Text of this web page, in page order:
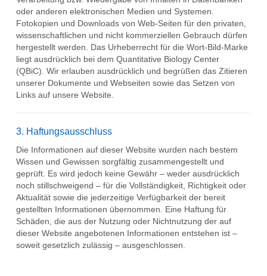
oder anderen elektronischen Medien und Systemen.
Fotokopien und Downloads von Web-Seiten für den privaten,
wissenschaftlichen und nicht kommerziellen Gebrauch dürfen
hergestellt werden. Das Urheberrecht für die Wort-Bild-Marke
liegt ausdrücklich bei dem Quantitative Biology Center
(QBiC). Wir erlauben ausdrücklich und begrüßen das Zitieren
unserer Dokumente und Webseiten sowie das Setzen von
Links auf unsere Website.
3. Haftungsausschluss
Die Informationen auf dieser Website wurden nach bestem
Wissen und Gewissen sorgfältig zusammengestellt und
geprüft. Es wird jedoch keine Gewähr – weder ausdrücklich
noch stillschweigend – für die Vollständigkeit, Richtigkeit oder
Aktualität sowie die jederzeitige Verfügbarkeit der bereit
gestellten Informationen übernommen. Eine Haftung für
Schäden, die aus der Nutzung oder Nichtnutzung der auf
dieser Website angebotenen Informationen entstehen ist –
soweit gesetzlich zulässig – ausgeschlossen.